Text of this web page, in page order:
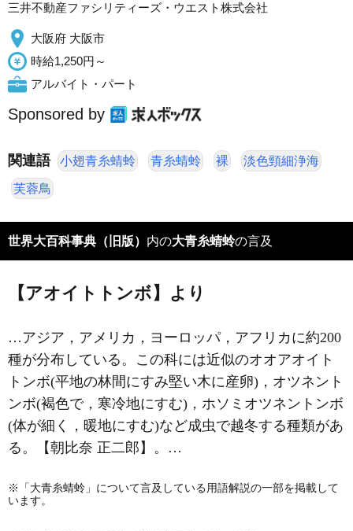
三井不動産ファシリティーズ・ウエスト株式会社
大阪府 大阪市
時給1,250円～
アルバイト・パート
Sponsored by
関連語 小翅青糸蜻蛉 青糸蜻蛉 裸 淡色頸細浄海
芙蓉鳥
世界大百科事典（旧版） 内の大青糸蜻蛉の言及
【アオイトトンボ】より
…アジア，アメリカ，ヨーロッパ，アフリカに約200
種が分布している。この科には近似のオオアオイト
トンボ(平地の林間にすみ堅い木に産卵)，オツネント
ンボ(褐色で，寒冷地にすむ)，ホソミオツネントンボ
(体が細く，暖地にすむ)など成虫で越冬する種類があ
る。【朝比奈 正二郎】。…
※「大青糸蜻蛉」について言及している用語解説の一部を掲載して
います。